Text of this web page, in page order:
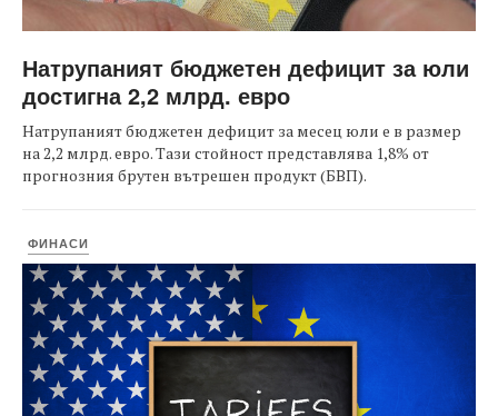
Натрупаният бюджетен дефицит за юли
достигна 2,2 млрд. евро
Натрупаният бюджетен дефицит за месец юли е в размер
на 2,2 млрд. евро. Тази стойност представлява 1,8% от
прогнозния брутен вътрешен продукт (БВП).
ФИНАСИ